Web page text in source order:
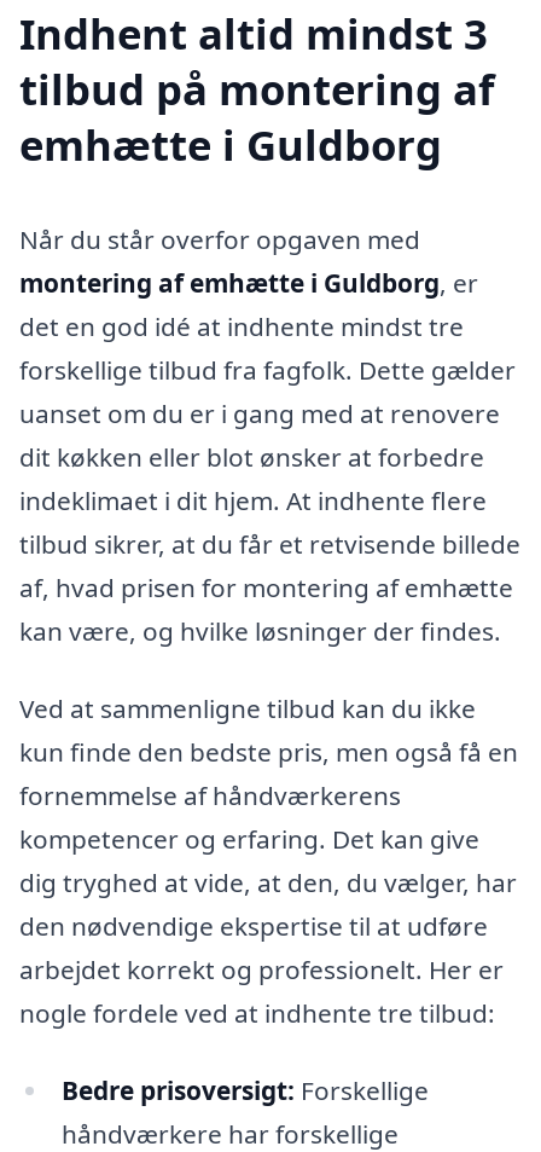
Indhent altid mindst 3
tilbud på montering af
emhætte i Guldborg
Når du står overfor opgaven med
montering af emhætte i Guldborg, er
det en god idé at indhente mindst tre
forskellige tilbud fra fagfolk. Dette gælder
uanset om du er i gang med at renovere
dit køkken eller blot ønsker at forbedre
indeklimaet i dit hjem. At indhente flere
tilbud sikrer, at du får et retvisende billede
af, hvad prisen for montering af emhætte
kan være, og hvilke løsninger der findes.
Ved at sammenligne tilbud kan du ikke
kun finde den bedste pris, men også få en
fornemmelse af håndværkerens
kompetencer og erfaring. Det kan give
dig tryghed at vide, at den, du vælger, har
den nødvendige ekspertise til at udføre
arbejdet korrekt og professionelt. Her er
nogle fordele ved at indhente tre tilbud:
Bedre prisoversigt: Forskellige
håndværkere har forskellige